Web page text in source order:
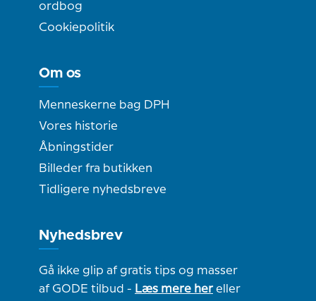
ordbog
Cookiepolitik
Om os
Menneskerne bag DPH
Vores historie
Åbningstider
Billeder fra butikken
Tidligere nyhedsbreve
Nyhedsbrev
Gå ikke glip af gratis tips og masser
af GODE tilbud - Læs mere hereller